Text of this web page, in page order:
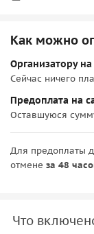
Как можно
Организатору
Сейчас ничего
Предоплата на
Оставшуюся
Для предоплаты
отмене за 48
Что